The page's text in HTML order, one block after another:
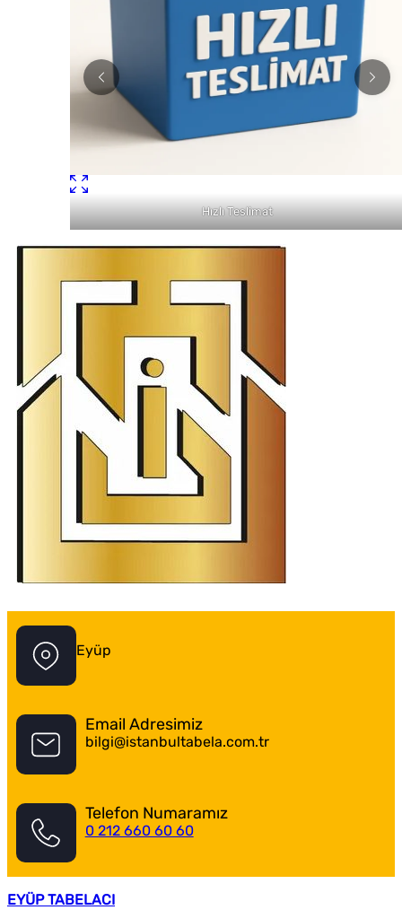
Hızlı Teslimat
Eyüp
Email Adresimiz
bilgi@istanbultabela.com.tr
Telefon Numaramız
0 212 660 60 60
EYÜP TABELACI